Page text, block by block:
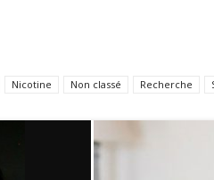
Nicotine Non classé Recherche